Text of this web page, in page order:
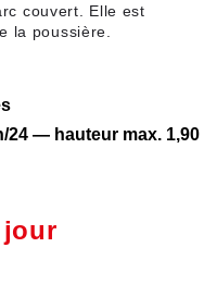
couvert. Elle est
la poussière.
24 — hauteur max. 1,90
jour